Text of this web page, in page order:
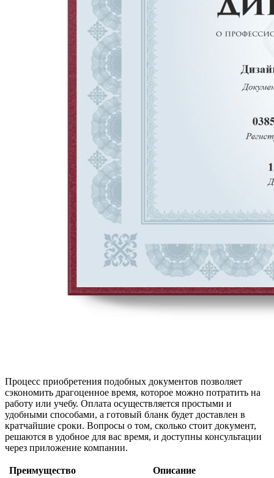
Процесс приобретения подобных документов позволяет
сэкономить драгоценное время, которое можно потратить на
работу или учебу. Оплата осуществляется простыми и
удобными способами, а готовый бланк будет доставлен в
кратчайшие сроки. Вопросы о том, сколько стоит документ,
решаются в удобное для вас время, и доступны консультации
через приложение компании.
Преимущество
Описание